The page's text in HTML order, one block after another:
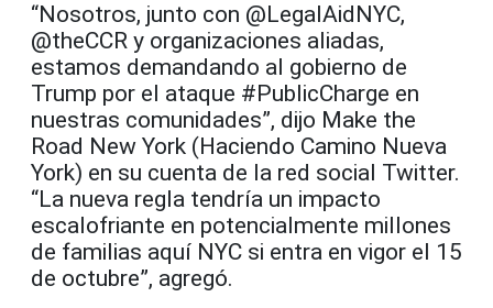
“Nosotros, junto con @LegalAidNYC,
@theCCR y organizaciones aliadas,
estamos demandando al gobierno de
Trump por el ataque #PublicCharge en
nuestras comunidades”, dijo Make the
Road New York (Haciendo Camino Nueva
York) en su cuenta de la red social Twitter.
“La nueva regla tendría un impacto
escalofriante en potencialmente millones
de familias aquí NYC si entra en vigor el 15
de octubre”, agregó.